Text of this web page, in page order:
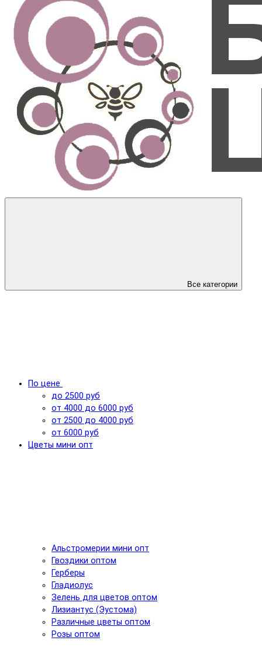
Все категории
По цене
до 2500 руб
от 4000 до 6000 руб
от 2500 до 4000 руб
от 6000 руб
Цветы мини опт
Альстромерии мини опт
Гвоздики оптом
Герберы
Гладиолус
Зелень для цветов оптом
Лизиантус (Эустома)
Различные цветы оптом
Розы оптом